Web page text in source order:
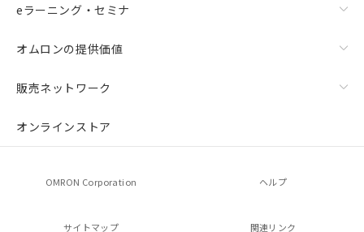
eラーニング・セミナ
オムロンの提供価値
販売ネットワーク
オンラインストア
OMRON Corporation ヘルプ
サイトマップ 関連リンク